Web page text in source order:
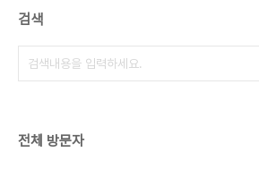
검색
전체 방문자